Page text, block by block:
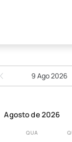
-
9 Ago 2026
Agosto de 2026
QUA